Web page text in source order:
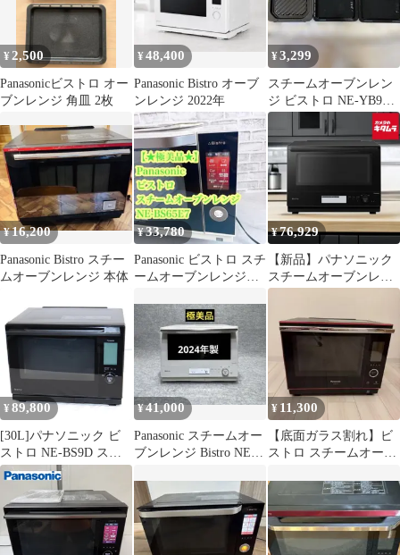
¥ 2,500
Panasonicビストロ オー
ブンレンジ 角皿 2枚
¥48,400
Panasonic Bistro オーブ
ンレンジ 2022年
¥3,299
スチームオーブンレン
ジ ビストロ NE-YB900
グリル皿のみ レシピ
本つき
¥16,200
Panasonic Bistro スチー
ムオーブンレンジ 本体
¥33,780
Panasonic ビストロ スチ
ームオーブンレンジ
¥76,929
【新品】パナソニック
スチームオーブンレン
ジ Bistro NE-BS8D-K ブ
¥ 89,800
[30L]パナソニック ビ
ストロ NE-BS9D スチ
ームオーブンレンジ
ne-bs9d-k ブラック【良
い(B)】
¥ 41,000
Panasonic スチームオー
ブンレンジ Bistro NE-
¥ 11,300
【底面ガラス割れ】ビ
ストロ スチームオーブ